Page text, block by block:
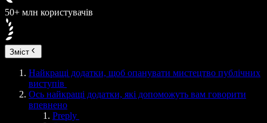
50+ млн користувачів
Зміст
Найкращі додатки, щоб опанувати мистецтво публічних
виступів
Ось найкращі додатки, які допоможуть вам говорити
впевнено
Preply